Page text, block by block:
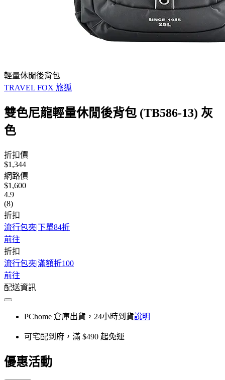
輕量休閒後背包
TRAVEL FOX 旅狐
雙色尼龍輕量休閒後背包 (TB586-13) 灰
色
折扣價
$1,344
網路價
$1,600
4.9
(8)
折扣
流行包夾|下單84折
前往
折扣
流行包夾|滿額折100
前往
配送資訊
PChome 倉庫出貨，24小時到貨說明
可宅配到府，滿 $490 起免運
優惠活動